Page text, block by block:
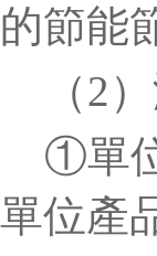
的節能
（2
①單
單位產